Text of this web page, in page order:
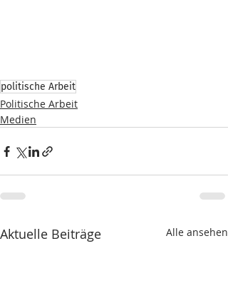
politische Arbeit
Politische Arbeit
Medien
Aktuelle Beiträge Alle ansehen